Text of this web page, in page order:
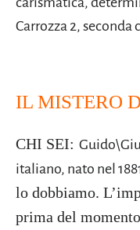
Carrozza 2, seconda
IL MISTERO
CHI SEI:
italiano, nato nel
lo dobbiamo.
prima del